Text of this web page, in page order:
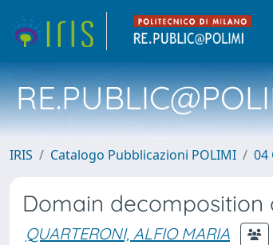
IRIS Catalogo Pubblicazioni POLIMI 04
Domain
QUARTERONI, ALFIO MARIA